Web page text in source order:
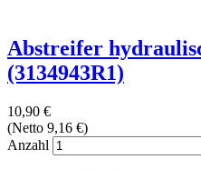
Abstreifer
(3134943R1)
10,90 €
(Netto 9,16 €)
Anzahl